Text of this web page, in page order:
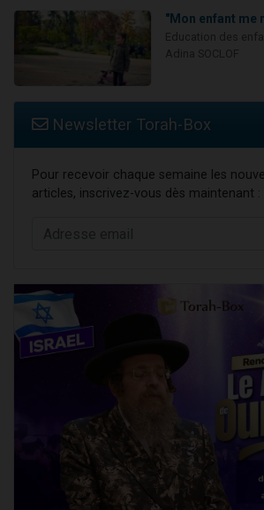
"Mon enfant me
Newsletter Torah-Box
Pour recevoir chaque semaine les
articles, inscrivez-vous dès maintenant :